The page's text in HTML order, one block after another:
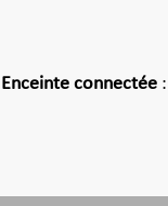
Enceinte connectée